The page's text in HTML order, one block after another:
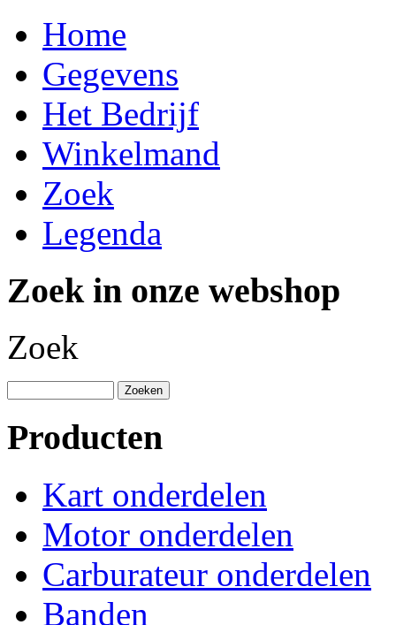
Home
Gegevens
Het Bedrijf
Winkelmand
Zoek
Legenda
Zoek in onze webshop
Zoek
Producten
Kart onderdelen
Motor onderdelen
Carburateur onderdelen
Banden